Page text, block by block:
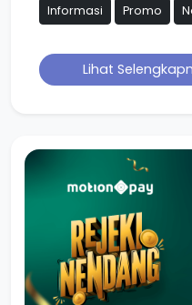
Informasi Promo
Lihat